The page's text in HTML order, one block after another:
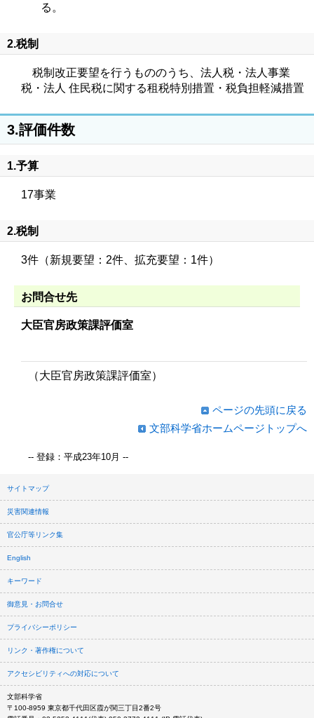
る。
2.税制
税制改正要望を行うもののうち、法人税・法人事業
税・法人 住民税に関する租税特別措置・税負担軽減措置
3.評価件数
1.予算
17事業
2.税制
3件（新規要望：2件、拡充要望：1件）
お問合せ先
大臣官房政策課評価室
（大臣官房政策課評価室）
ページの先頭に戻る
文部科学省ホームページトップへ
-- 登録：平成23年10月 --
サイトマップ
災害関連情報
官公庁等リンク集
English
キーワード
御意見・お問合せ
プライバシーポリシー
リンク・著作権について
アクセシビリティへの対応について
文部科学省
〒100-8959 東京都千代田区霞が関三丁目2番2号